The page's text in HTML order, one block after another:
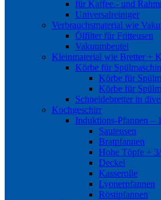
für Kaffee.- und
Universalreiniger
Verbrauchsmaterial wie
Ölfilter für Fritteusen
Vakuumbeutel
Kleinmaterial wie Bretter +
Körbe für
Körbe für
Körbe für
Schneidebretter in
Kochgeschirr
Induktions-Pfannen –
Sauteusen
Bratpfannen
Hohe Töpfe +
Deckel
Kasserolle
Lyonerpfannen
Röstipfannen